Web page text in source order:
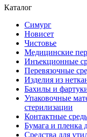
Каталог
Симург
Новисет
Чистовье
Медицинские
Инъекционные
Перевязочные
Изделия из
Бахилы и
Упаковочные
стерилизации
Контактные
Бумага и пленка
Средства для